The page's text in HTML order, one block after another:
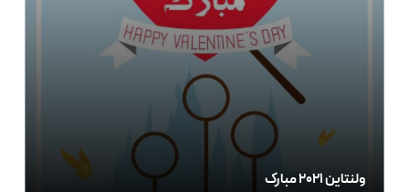
ولنتاین ۲۰۲۱ مبارک